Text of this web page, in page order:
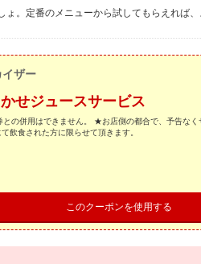
ょ。定番のメニューから試してもらえれば
イザー
せジュースサービス
の併用はできません。 ★お店側の都合で、予告なく
飲食された方に限らせて頂きます。
このクーポンを使用する